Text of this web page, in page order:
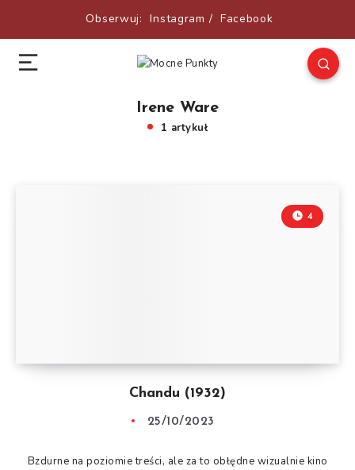
Obserwuj: Instagram / Facebook
Irene Ware
1 artykuł
Chandu (1932)
4
25/10/2023
Bzdurne na poziomie treści, ale za to obłędne wizualnie kino